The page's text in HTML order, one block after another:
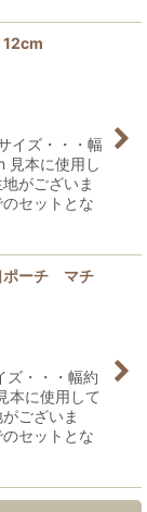
イズ・・・幅
本に使用し
がございま
セットとな
ポーチ マチ
ズ・・・幅約
に使用して
ございま
セットとな